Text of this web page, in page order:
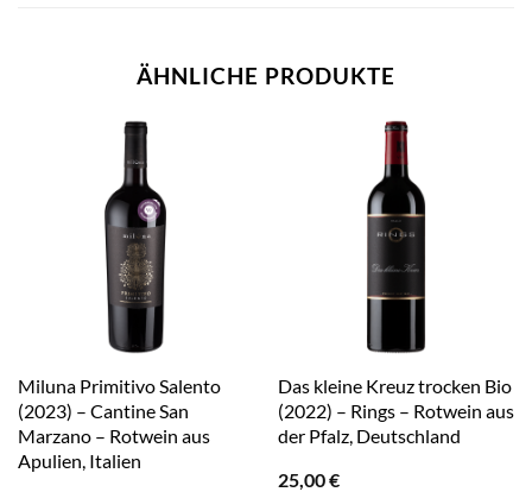
ÄHNLICHE PRODUKTE
Miluna Primitivo Salento
(2023) – Cantine San
Marzano – Rotwein aus
Apulien, Italien
Das kleine Kreuz trocken Bio
(2022) – Rings – Rotwein aus
der Pfalz, Deutschland
25,00€